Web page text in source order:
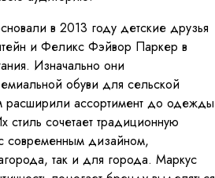
в 2013 году детские друзья
и Феликс Фэйвор Паркер в
Изначально они
обуви для сельской
ассортимент до
стиль сочетает традиционную
современным дизайном,
так и для города. Маркус